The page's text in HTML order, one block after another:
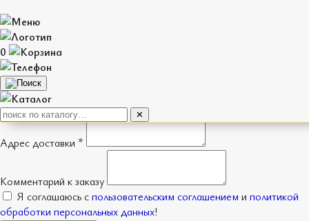
0
✕
Оформление заказа
Имя *
Телефон *
Способ получения
Доставка
Самовывоз
Адрес доставки *
Комментарий к заказу
Я соглашаюсь спользовательским соглашением и политикой
обработки персональных данных!